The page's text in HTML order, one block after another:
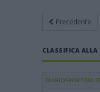
Precedente
CLASSIFICA
DIARIOSPORTIVO.IT